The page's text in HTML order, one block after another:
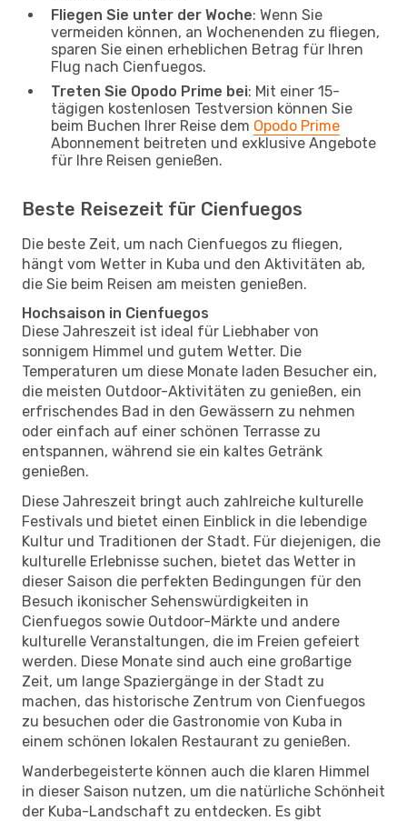
Fliegen Sie unter der Woche: Wenn Sie
vermeiden können, an Wochenenden zu fliegen,
sparen Sie einen erheblichen Betrag für Ihren
Flug nach Cienfuegos.
Treten Sie Opodo Prime bei: Mit einer 15-
tägigen kostenlosen Testversion können Sie
beim Buchen Ihrer Reise dem Opodo Prime
Abonnement beitreten und exklusive Angebote
für Ihre Reisen genießen.
Beste Reisezeit für Cienfuegos
Die beste Zeit, um nach Cienfuegos zu fliegen,
hängt vom Wetter in Kuba und den Aktivitäten ab,
die Sie beim Reisen am meisten genießen.
Hochsaison in Cienfuegos
Diese Jahreszeit ist ideal für Liebhaber von
sonnigem Himmel und gutem Wetter. Die
Temperaturen um diese Monate laden Besucher ein,
die meisten Outdoor-Aktivitäten zu genießen, ein
erfrischendes Bad in den Gewässern zu nehmen
oder einfach auf einer schönen Terrasse zu
entspannen, während sie ein kaltes Getränk
genießen.
Diese Jahreszeit bringt auch zahlreiche kulturelle
Festivals und bietet einen Einblick in die lebendige
Kultur und Traditionen der Stadt. Für diejenigen, die
kulturelle Erlebnisse suchen, bietet das Wetter in
dieser Saison die perfekten Bedingungen für den
Besuch ikonischer Sehenswürdigkeiten in
Cienfuegos sowie Outdoor-Märkte und andere
kulturelle Veranstaltungen, die im Freien gefeiert
werden. Diese Monate sind auch eine großartige
Zeit, um lange Spaziergänge in der Stadt zu
machen, das historische Zentrum von Cienfuegos
zu besuchen oder die Gastronomie von Kuba in
einem schönen lokalen Restaurant zu genießen.
Wanderbegeisterte können auch die klaren Himmel
in dieser Saison nutzen, um die natürliche Schönheit
der Kuba-Landschaft zu entdecken. Es gibt